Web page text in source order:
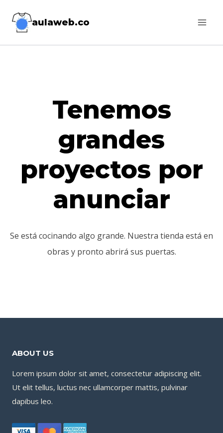
aulaweb.co
Tenemos
grandes
proyectos por
anunciar
Se está cocinando algo grande. Nuestra tienda está en
obras y pronto abrirá sus puertas.
ABOUT US
Lorem ipsum dolor sit amet, consectetur adipiscing elit.
Ut elit tellus, luctus nec ullamcorper mattis, pulvinar
dapibus leo.